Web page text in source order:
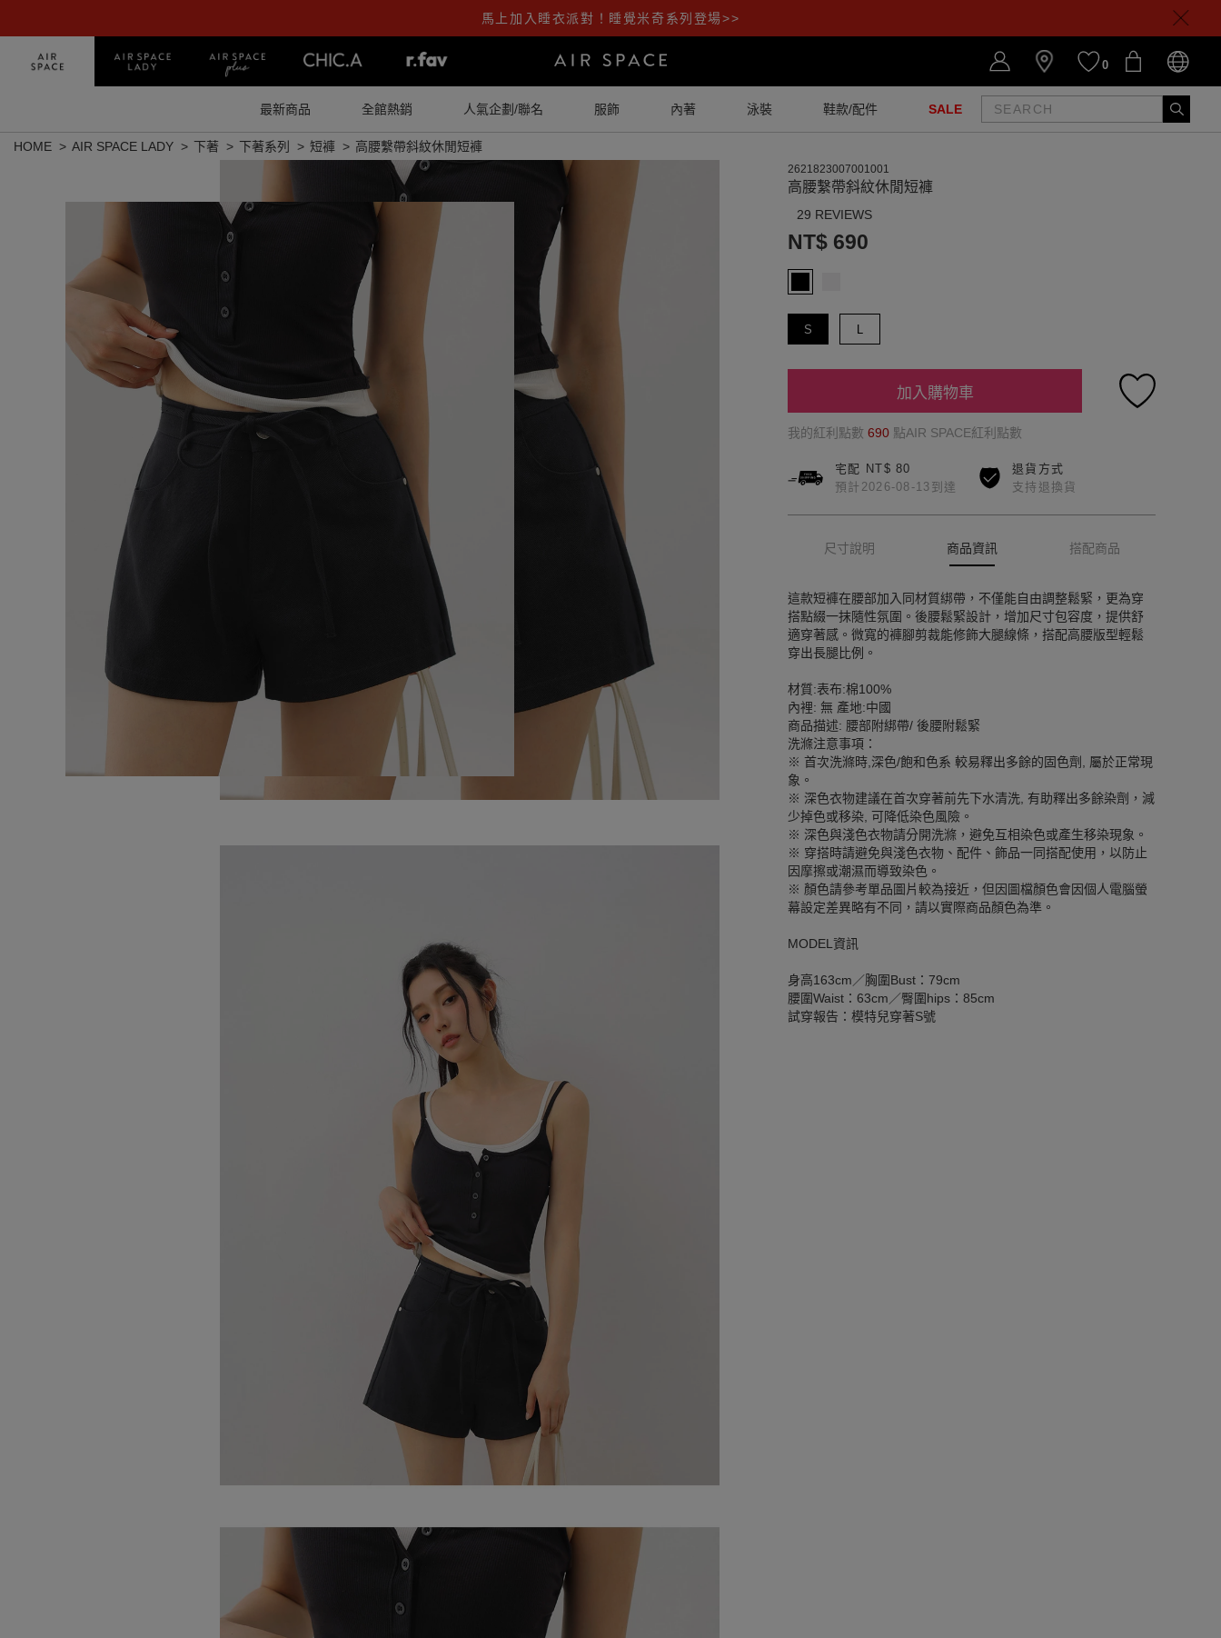
馬上加入睡衣派對！睡覺米奇系列登場>>
0
最新商品 全館熱銷 人氣企劃/聯名 服飾 內著 泳裝 鞋款/配件 SALE
HOME AIR SPACE LADY 下著 下著系列 短褲 高腰繫帶斜紋休閒短褲
2621823007001001
高腰繫帶斜紋休閒短褲
29 REVIEWS
NT$ 690
S L
加入購物車
我的紅利點數 690 點AIR SPACE紅利點數
宅配 NT$ 80
預計2026-08-13到達
退貨方式
支持退換貨
尺寸說明 商品資訊 搭配商品
這款短褲在腰部加入同材質綁帶，不僅能自由調整鬆緊，更為穿
搭點綴一抹隨性氛圍。後腰鬆緊設計，增加尺寸包容度，提供舒
適穿著感。微寬的褲腳剪裁能修飾大腿線條，搭配高腰版型輕鬆
穿出長腿比例。
材質:表布:棉100%
內裡: 無 產地:中國
商品描述: 腰部附綁帶/ 後腰附鬆緊
洗滌注意事項：
※ 首次洗滌時,深色/飽和色系 較易釋出多餘的固色劑, 屬於正常現
象。
※ 深色衣物建議在首次穿著前先下水清洗, 有助釋出多餘染劑，減
少掉色或移染, 可降低染色風險。
※ 深色與淺色衣物請分開洗滌，避免互相染色或產生移染現象。
※ 穿搭時請避免與淺色衣物、配件、飾品一同搭配使用，以防止
因摩擦或潮濕而導致染色。
※ 顏色請參考單品圖片較為接近，但因圖檔顏色會因個人電腦螢
幕設定差異略有不同，請以實際商品顏色為準。
MODEL資訊
身高163cm／胸圍Bust：79cm
腰圍Waist：63cm／臀圍hips：85cm
試穿報告：模特兒穿著S號